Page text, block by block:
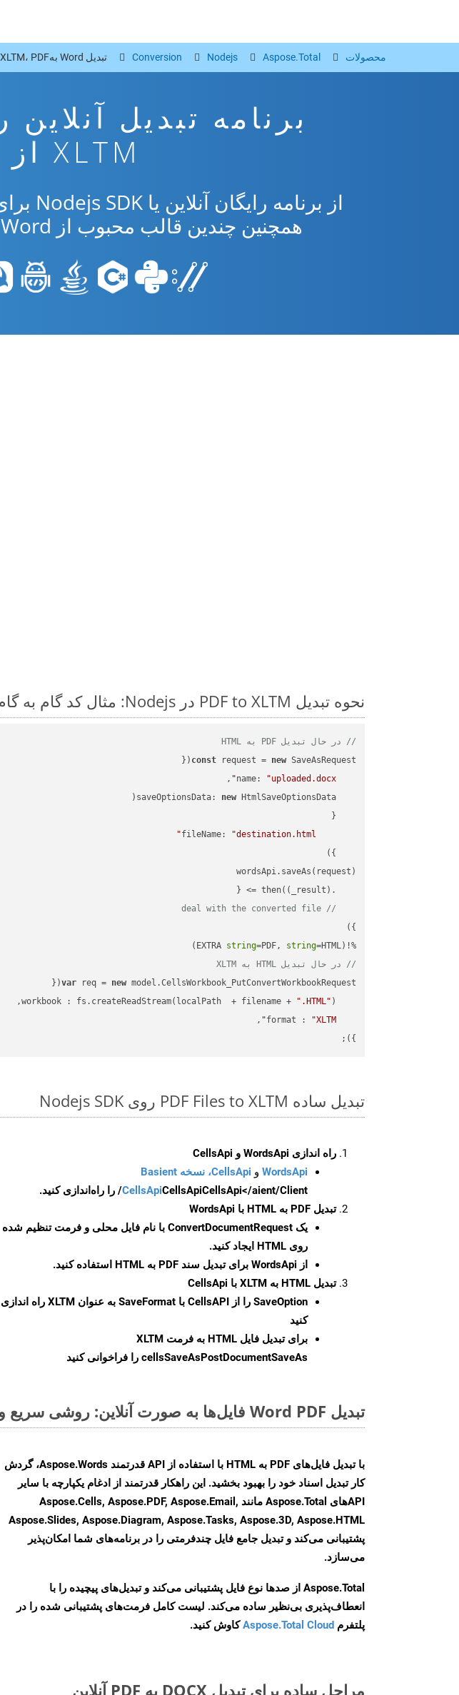
محصولات Aspose.Total
Nodejs
Conversion تبدیل Word بهXLTM، PDF به XLTM مبدل رایگان یا Nodejs SDK
XLTM از طریق Nodejs
همچنین چندین قالب محبوب از Microsoft Word استفاده کنید.
نحوه تبدیل PDF to XLTM در Nodejs: مثال کد گام به گام
// در حال تبدیل PDF به HTML
const request = new
name: "uploaded.docx"
saveOptionsData: new
fileName:
"destination.html"
    .then(
( _result ) =>
// deal with the converted file
%!(EXTRA
string=PDF, string=HTML)
// در حال تبدیل HTML به XLTM
var req = new
workbook : fs.createReadStream(localPath  + filename + ".HTML"
format : "XLTM"
});
تبدیل ساده PDF Files to XLTM روی Nodejs SDK
راه اندازی WordsApi و CellsApi
WordsApi و CellsApi، نسخه Basient
CellsApiCellsApiCellsApi</aient/Client/ را راه‌اندازی کنید.
تبدیل PDF به HTML با WordsApi
یک ConvertDocumentRequest با نام فایل محلی و فرمت تنظیم شده
روی HTML ایجاد کنید.
از WordsApi برای تبدیل سند PDF به HTML استفاده کنید.
تبدیل HTML به XLTM با CellsApi
SaveOption
را از CellsAPI با SaveFormat به عنوان XLTM راه اندازی
کنید
برای تبدیل فایل HTML به فرمت
XLTM
cellsSaveAsPostDocumentSaveAs را فراخوانی کنید
تبدیل Word PDF فایل‌ها به صورت آنلاین: روشی سریع و آسان
با تبدیل فایل‌های PDF به HTML با استفاده از API قدرتمند Aspose.Words، گردش
کار تبدیل اسناد خود را بهبود بخشید. این راهکار قدرتمند از ادغام یکپارچه با سایر
APIهای Aspose.Total مانند Aspose.Cells, Aspose.PDF, Aspose.Email,
Aspose.Slides, Aspose.Diagram, Aspose.Tasks, Aspose.3D, Aspose.HTML
پشتیبانی می‌کند و تبدیل جامع فایل چندفرمتی را در برنامه‌های شما امکان‌پذیر
می‌سازد.
Aspose.Total از صدها نوع فایل پشتیبانی می‌کند و تبدیل‌های پیچیده را با
انعطاف‌پذیری بی‌نظیر ساده می‌کند. لیست کامل فرمت‌های پشتیبانی شده را در
پلتفرم Aspose.Total Cloudکاوش کنید.
مراحل ساده برای تبدیل DOCX به PDF آنلاین